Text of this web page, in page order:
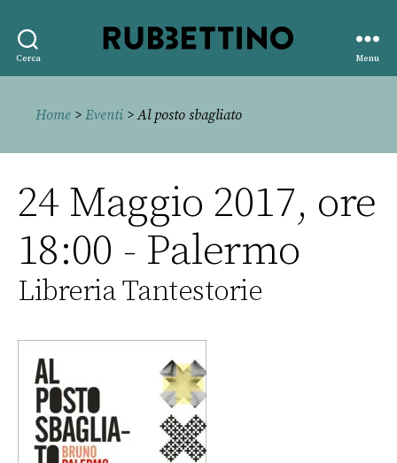
Cerca
editore
Menu
Home > Eventi > Al posto sbagliato
24 Maggio 2017, ore
18:00 - Palermo
Libreria Tantestorie